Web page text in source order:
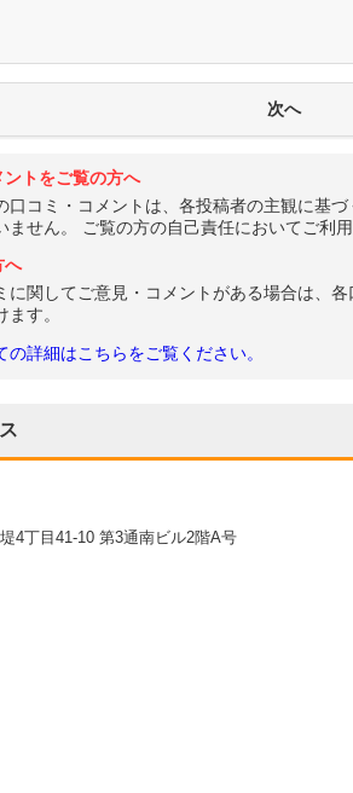
ントをご覧の方へ
口コミ・コメントは、各投稿者の主観に基
ません。 ご覧の方の自己責任においてご利用
へ
に関してご意見・コメントがある場合は、
ます。
詳細はこちらをご覧ください。
4丁目41-10 第3通南ビル2階A号